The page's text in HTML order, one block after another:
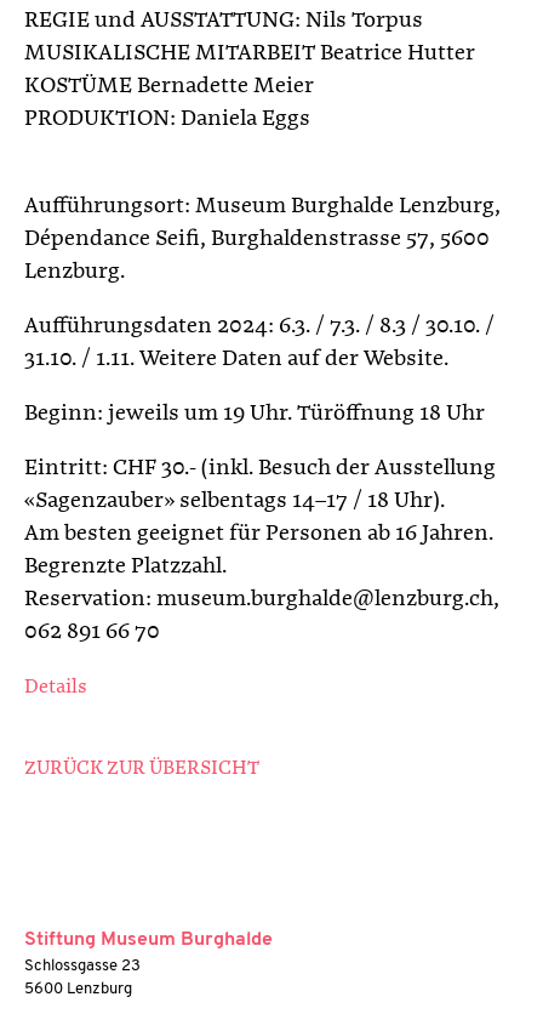
REGIE und AUSSTATTUNG: Nils Torpus
MUSIKALISCHE MITARBEIT Beatrice Hutter
KOSTÜME Bernadette Meier
PRODUKTION: Daniela Eggs
Aufführungsort: Museum Burghalde Lenzburg,
Dépendance Seifi, Burghaldenstrasse 57, 5600
Lenzburg.
Aufführungsdaten 2024: 6.3. / 7.3. / 8.3 / 30.10. /
31.10. / 1.11. Weitere Daten auf der Website.
Beginn: jeweils um 19 Uhr. Türöffnung 18 Uhr
Eintritt: CHF 30.- (inkl. Besuch der Ausstellung
«Sagenzauber» selbentags 14–17 / 18 Uhr).
Am besten geeignet für Personen ab 16 Jahren.
Begrenzte Platzzahl.
Reservation: museum.burghalde@lenzburg.ch,
062 891 66 70
Details
ZURÜCK ZUR ÜBERSICHT
Stiftung Museum Burghalde
Schlossgasse 23
5600 Lenzburg